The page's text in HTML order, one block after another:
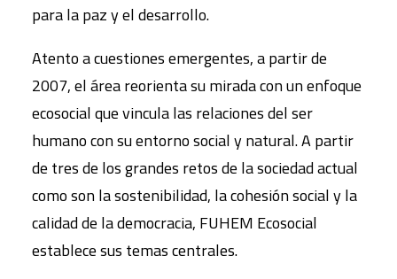
para la paz y el desarrollo.
Atento a cuestiones emergentes, a partir de
2007, el área reorienta su mirada con un enfoque
ecosocial que vincula las relaciones del ser
humano con su entorno social y natural. A partir
de tres de los grandes retos de la sociedad actual
como son la sostenibilidad, la cohesión social y la
calidad de la democracia, FUHEM Ecosocial
establece sus temas centrales.